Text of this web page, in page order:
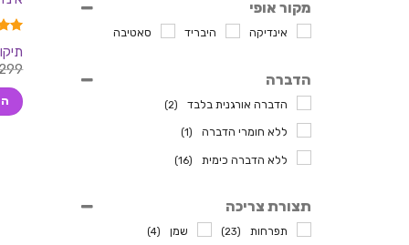
מקור אופי
אינדיקה היבריד סאטיבה
הדברה
הדברה אורגנית בלבד (2)
ללא חומרי הדברה (1)
ללא הדברה כימית (16)
תצורת צריכה
תפרחות (23) שמן (4)